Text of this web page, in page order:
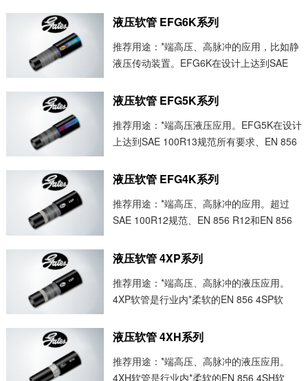
13531 Type II...
液压软管 EFG6K系列
推荐用途：*端高压、高脉冲的应用，比如静
液压传动装置。EFG6K在设计上达到SAE
4SP(-6、-8、-10和-12)和EN 856
液压软管 EFG5K系列
推荐用途：*端高压液压应用。EFG5K在设计
上达到SAE 100R13规范所有要求、EN 856
和-12)的性能要求。适用于可生物降解液
液压软管 EFG4K系列
推荐用途：*端高压、高脉冲的应用。超过
SAE 100R12规范、EN 856 R12和EN 856
压油，比如多元醇酯、聚乙二醇、植物油以
液压软管 4XP系列
推荐用途：*端高压、高脉冲的液压应用。
4XP软管是行业内*柔软的EN 856 4SP软
准的弯曲半径进行了1,000,000个脉冲循环的
液压软管 4XH系列
推荐用途：*端高压、高脉冲的液压应用。
4XH软管是行业内*柔软的EN 856 4SH软